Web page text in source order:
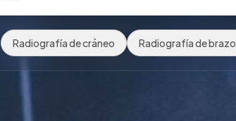
Radiografía de cráneo Radiografía de brazo